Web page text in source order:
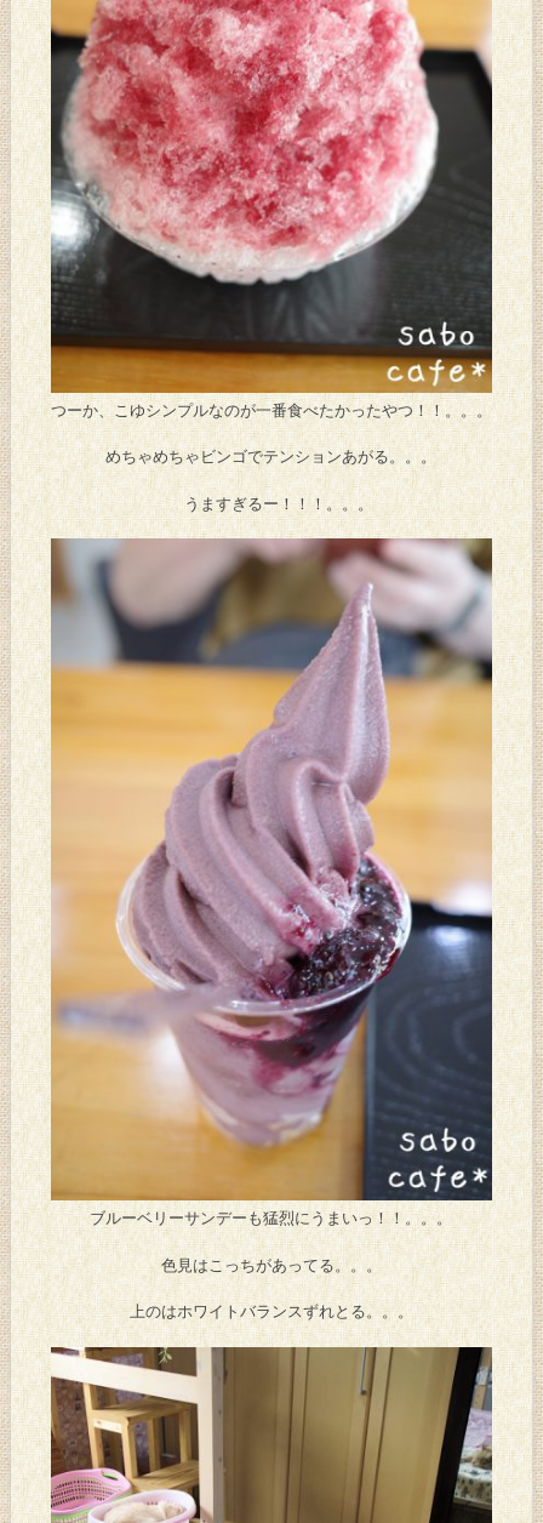
つーか、こゆシンプルなのが一番食べたかったやつ！！。。。
めちゃめちゃビンゴでテンションあがる。。。
うますぎるー！！！。。。
ブルーベリーサンデーも猛烈にうまいっ！！。。。
色見はこっちがあってる。。。
上のはホワイトバランスずれとる。。。